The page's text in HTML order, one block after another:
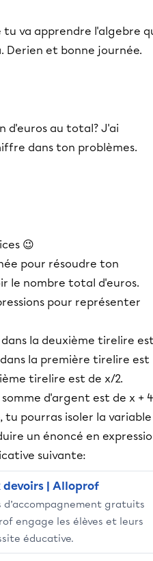
va apprendre l'algebre
Derien et bonne journée.
d'euros au total? J'ai
dans ton problèmes.
😉
pour résoudre ton
le nombre total d'euros.
pour représenter
la deuxième tirelire
la première tirelire est
tirelire est de x/2.
somme d'argent est de x +
tu pourras isoler la variable
un énoncé en
suivante:
| Alloprof
d’accompagnement gratuits
engage les élèves et leurs
éducative.